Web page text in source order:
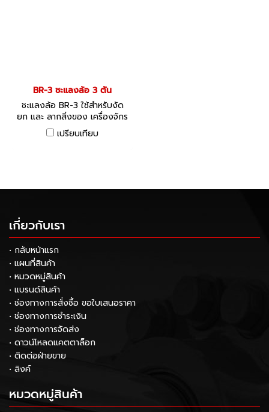
BR-3 ชะแลงล้อ 3 ตัน
ชะแลงล้อ BR-3 ใช้สำหรับงัด
ยก และ ลากสิ่งของ เครื่องจักร
เปรียบเทียบ
เกี่ยวกับเรา
• กลับหน้าแรก
• แผนที่สินค้า
• หมวดหมู่สินค้า
• แบรนด์สินค้า
• ช่องทางการสั่งซื้อ ขอใบเสนอราคา
• ช่องทางการชำระเงิน
• ช่องทางการจัดส่ง
• ดาวน์โหลดแคตตาล็อก
• ติดต่อฝ่ายขาย
• ลิงค์
หมวดหมู่สินค้า